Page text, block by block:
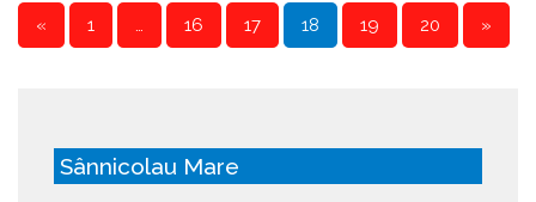
P
« 1 16 17 18 19 20 »
Sânnicolau Mare